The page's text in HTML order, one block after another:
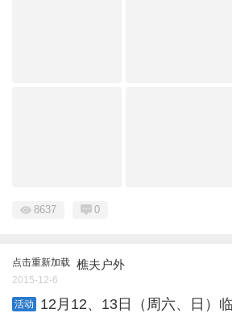
8637 0
点击重新加载 樵夫户外
2015-12-6
活动
12月12、13日（周六、日）